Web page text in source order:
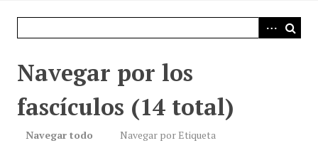
Navegar por los
fascículos (14 total)
Navegar todo
Navegar por Etiqueta